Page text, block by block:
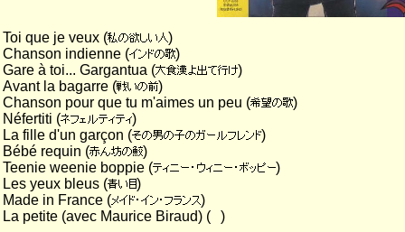
Toi que je veux (
)
Chanson indienne (
)
Gare à toi... Gargantua (
)
Avant la bagarre (
)
Chanson pour que tu m'aimes un peu (
)
Néfertiti (
)
La fille d'un garçon (
)
Bébé requin (
)
Teenie weenie boppie (
)
Les yeux bleus (
)
Made in France (
)
La petite (avec Maurice Biraud) (
)